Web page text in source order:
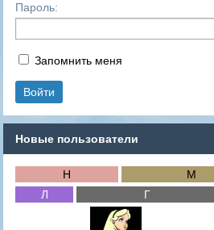
Пароль:
Запомнить меня
Новые пользователи